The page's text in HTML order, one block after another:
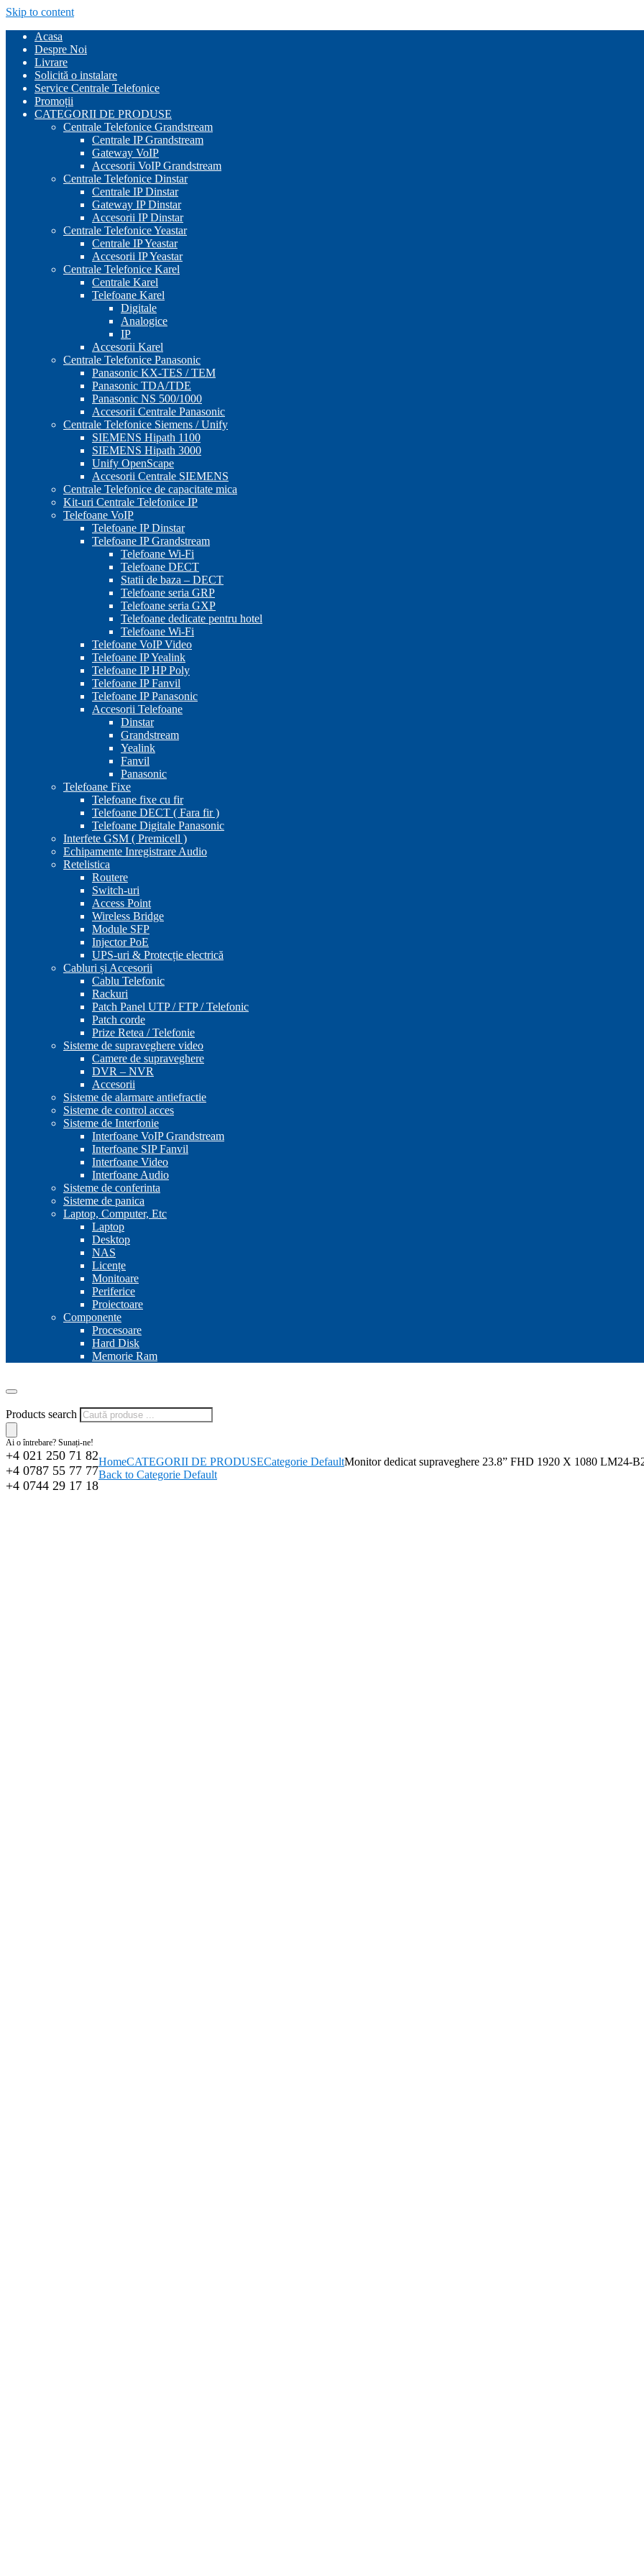
Skip to content
Acasa
Despre Noi
Livrare
Solicită o instalare
Service Centrale Telefonice
Promoții
CATEGORII DE PRODUSE
Centrale Telefonice Grandstream
Centrale IP Grandstream
Gateway VoIP
Accesorii VoIP Grandstream
Centrale Telefonice Dinstar
Centrale IP Dinstar
Gateway IP Dinstar
Accesorii IP Dinstar
Centrale Telefonice Yeastar
Centrale IP Yeastar
Accesorii IP Yeastar
Centrale Telefonice Karel
Centrale Karel
Telefoane Karel
Digitale
Analogice
IP
Accesorii Karel
Centrale Telefonice Panasonic
Panasonic KX-TES / TEM
Panasonic TDA/TDE
Panasonic NS 500/1000
Accesorii Centrale Panasonic
Centrale Telefonice Siemens / Unify
SIEMENS Hipath 1100
SIEMENS Hipath 3000
Unify OpenScape
Accesorii Centrale SIEMENS
Centrale Telefonice de capacitate mica
Kit-uri Centrale Telefonice IP
Telefoane VoIP
Telefoane IP Dinstar
Telefoane IP Grandstream
Telefoane Wi-Fi
Telefoane DECT
Statii de baza – DECT
Telefoane seria GRP
Telefoane seria GXP
Telefoane dedicate pentru hotel
Telefoane Wi-Fi
Telefoane VoIP Video
Telefoane IP Yealink
Telefoane IP HP Poly
Telefoane IP Fanvil
Telefoane IP Panasonic
Accesorii Telefoane
Dinstar
Grandstream
Yealink
Fanvil
Panasonic
Telefoane Fixe
Telefoane fixe cu fir
Telefoane DECT ( Fara fir )
Telefoane Digitale Panasonic
Interfete GSM ( Premicell )
Echipamente Inregistrare Audio
Retelistica
Routere
Switch-uri
Access Point
Wireless Bridge
Module SFP
Injector PoE
UPS-uri & Protecție electrică
Cabluri și Accesorii
Cablu Telefonic
Rackuri
Patch Panel UTP / FTP / Telefonic
Patch corde
Prize Retea / Telefonie
Sisteme de supraveghere video
Camere de supraveghere
DVR – NVR
Accesorii
Sisteme de alarmare antiefractie
Sisteme de control acces
Sisteme de Interfonie
Interfoane VoIP Grandstream
Interfoane SIP Fanvil
Interfoane Video
Interfoane Audio
Sisteme de conferinta
Sisteme de panica
Laptop, Computer, Etc
Laptop
Desktop
NAS
Licențe
Monitoare
Periferice
Proiectoare
Componente
Procesoare
Hard Disk
Memorie Ram
Products search
Ai o întrebare? Sunați-ne!
+4 021 250 71 82
+4 0787 55 77 77
+4 0744 29 17 18
HomeCATEGORII DE PRODUSECategorie DefaultMonitor dedicat supraveghere 23.8” FHD 1920 X 1080 LM24-
Back to Categorie Default